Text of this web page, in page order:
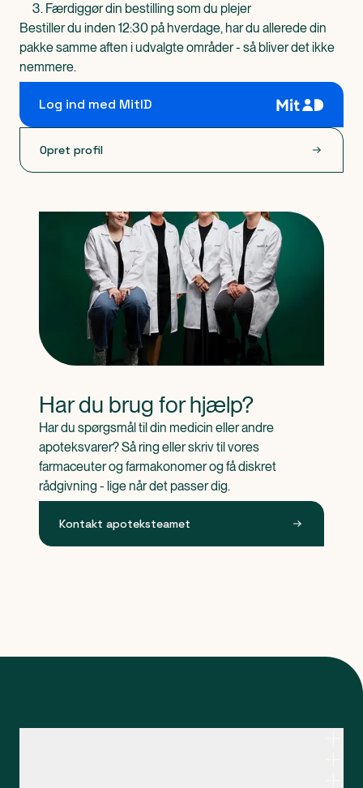
Færdiggør din bestilling som du plejer
Bestiller du inden 12:30 på hverdage, har du allerede din
pakke samme aften i udvalgte områder - så bliver det ikke
nemmere.
Log ind med MitID
Opret profil
Har du brug for hjælp?
Har du spørgsmål til din medicin eller andre
apoteksvarer? Så ring eller skriv til vores
farmaceuter og farmakonomer og få diskret
rådgivning - lige når det passer dig.
Kontakt apoteksteamet